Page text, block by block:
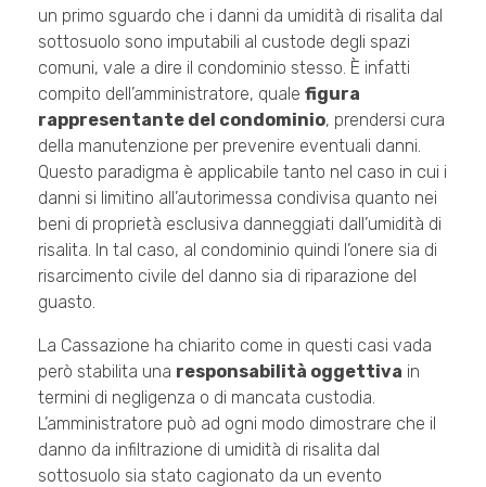
un primo sguardo che i danni da umidità di risalita dal
sottosuolo sono imputabili al custode degli spazi
comuni, vale a dire il condominio stesso. È infatti
compito dell’amministratore, quale figura
rappresentante del condominio, prendersi cura
della manutenzione per prevenire eventuali danni.
Questo paradigma è applicabile tanto nel caso in cui i
danni si limitino all’autorimessa condivisa quanto nei
beni di proprietà esclusiva danneggiati dall’umidità di
risalita. In tal caso, al condominio quindi l’onere sia di
risarcimento civile del danno sia di riparazione del
guasto.
La Cassazione ha chiarito come in questi casi vada
però stabilita una responsabilità oggettiva in
termini di negligenza o di mancata custodia.
L’amministratore può ad ogni modo dimostrare che il
danno da infiltrazione di umidità di risalita dal
sottosuolo sia stato cagionato da un evento